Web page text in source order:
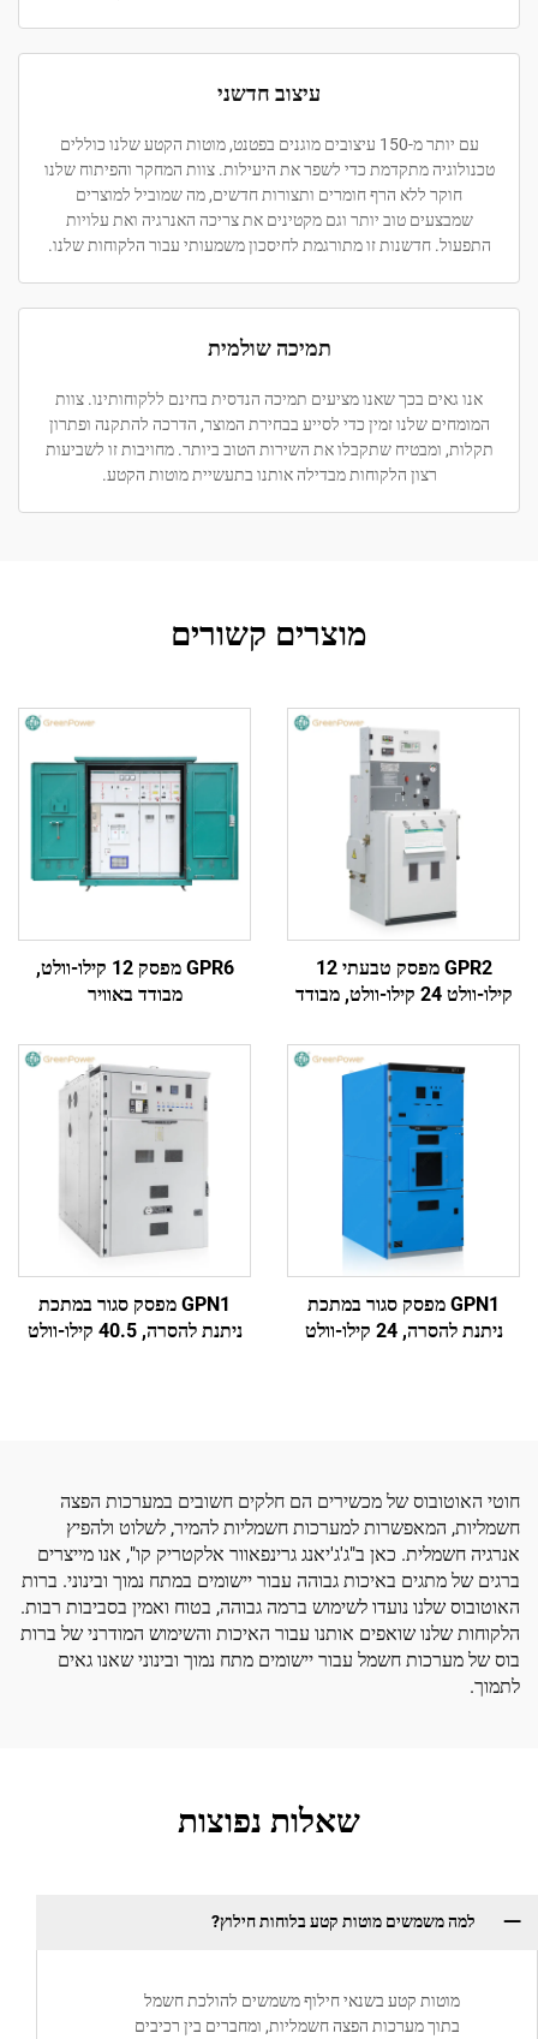
עיצוב חדשני
עם יותר מ-150 עיצובים מוגנים בפטנט, מוטות הקטע שלנו כוללים
טכנולוגיה מתקדמת כדי לשפר את היעילות. צוות המחקר והפיתוח שלנו
חוקר ללא הרף חומרים ותצורות חדשים, מה שמוביל למוצרים
שמבצעים טוב יותר וגם מקטינים את צריכה האנרגיה ואת עלויות
התפעול. חדשנות זו מתורגמת לחיסכון משמעותי עבור הלקוחות שלנו.
תמיכה שולמית
אנו גאים בכך שאנו מציעים תמיכה הנדסית בחינם ללקוחותינו. צוות
המומחים שלנו זמין כדי לסייע בבחירת המוצר, הדרכה להתקנה ופתרון
תקלות, ומבטיח שתקבלו את השירות הטוב ביותר. מחויבות זו לשביעות
רצון הלקוחות מבדילה אותנו בתעשיית מוטות הקטע.
מוצרים קשורים
GPR2 מפסק טבעתי 12
קילו-וולט 24 קילו-וולט, מבודד
GPR6 מפסק 12 קילו-וולט,
מבודד באוויר
GPN1 מפסק סגור במתכת
ניתנת להסרה, 24 קילו-וולט
GPN1 מפסק סגור במתכת
ניתנת להסרה, 40.5 קילו-וולט
חוטי האוטובוס של מכשירים הם חלקים חשובים במערכות הפצה
חשמליות, המאפשרות למערכות חשמליות להמיר, לשלוט ולהפיץ
אנרגיה חשמלית. כאן ב"ג'ג'יאנג גרינפאוור אלקטריק קו", אנו מייצרים
ברגים של מתגים באיכות גבוהה עבור יישומים במתח נמוך ובינוני. ברות
האוטובוס שלנו נועדו לשימוש ברמה גבוהה, בטוח ואמין בסביבות רבות.
הלקוחות שלנו שואפים אותנו עבור האיכות והשימוש המודרני של ברות
בוס של מערכות חשמל עבור יישומים מתח נמוך ובינוני שאנו גאים
לתמוך.
שאלות נפוצות
למה משמשים מוטות קטע בלוחות חילוץ?
מוטות קטע בשנאי חילוף משמשים להולכת חשמל
בתוך מערכות הפצה חשמליות, ומחברים בין רכיבים